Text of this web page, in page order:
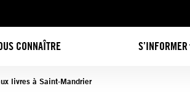
CONNAÎTRE S’INFORMER
livres à Saint-Mandrier